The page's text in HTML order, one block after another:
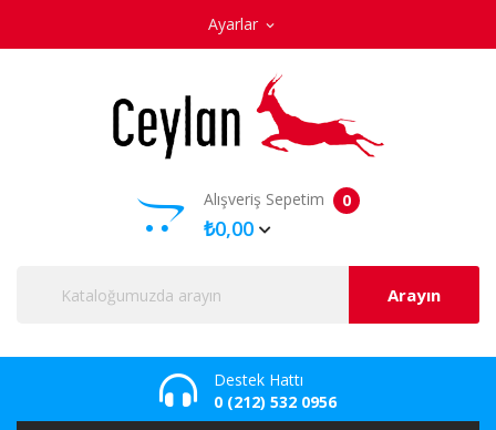
Ayarlar expand_more
Alışveriş Sepetim 0
₺0,00
Arayın
Destek Hattı
0 (212) 532 0956